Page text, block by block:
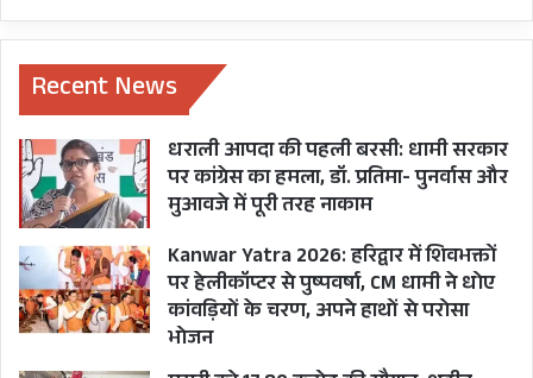
Recent News
धराली आपदा की पहली बरसी: धामी सरकार
पर कांग्रेस का हमला, डॉ. प्रतिमा- पुनर्वास और
मुआवजे में पूरी तरह नाकाम
Kanwar Yatra 2026: हरिद्वार में शिवभक्तों
पर हेलीकॉप्टर से पुष्पवर्षा, CM धामी ने धोए
कांवड़ियों के चरण, अपने हाथों से परोसा
भोजन